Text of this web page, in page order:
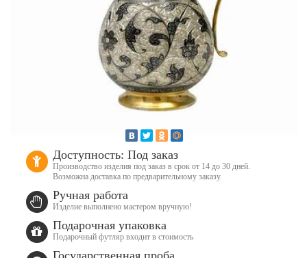
Доступность: Под заказ
Производство изделия под заказ в срок от 14 до 30 дней.
Возможна доставка по предварительному заказу.
Ручная работа
Изделие выполнено мастером вручную!
Подарочная упаковка
Подарочный футляр входит в стоимость
Государственная проба